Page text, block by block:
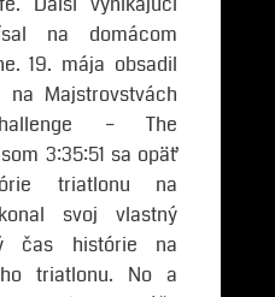
na domácom
19. mája obsadil
Majstrovstvách
– The
3:35:51 sa opäť
triatlonu na
svoj vlastný
čas histórie na
triatlonu. No a